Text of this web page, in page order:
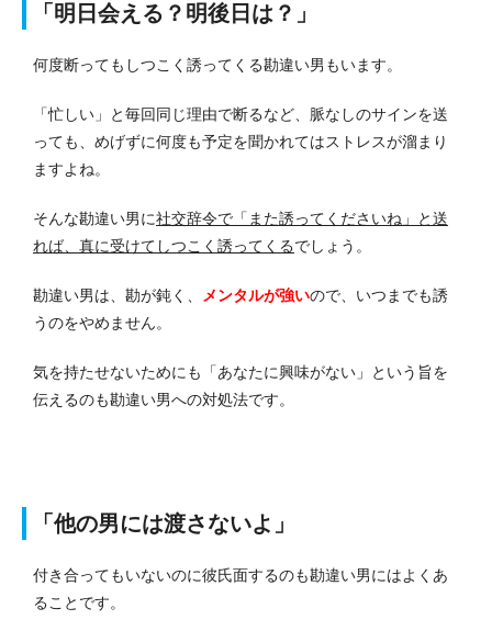
「明日会える？明後日は？」
何度断ってもしつこく誘ってくる勘違い男もいます。
「忙しい」と毎回同じ理由で断るなど、脈なしのサインを送
っても、めげずに何度も予定を聞かれてはストレスが溜まり
ますよね。
そんな勘違い男に社交辞令で「また誘ってくださいね」と送
れば、真に受けてしつこく誘ってくるでしょう。
勘違い男は、勘が鈍く、 メンタルが強いので、いつまでも誘
うのをやめません。
気を持たせないためにも「あなたに興味がない」という旨を
伝えるのも勘違い男への対処法です。
「他の男には渡さないよ」
付き合ってもいないのに彼氏面するのも勘違い男にはよくあ
ることです。